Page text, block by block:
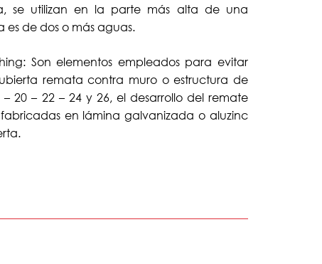
se utilizan en la parte más alta de una
de dos o más aguas.
Son elementos empleados para evitar
remata contra muro o estructura de
20 – 22 – 24 y 26, el desarrollo del remate
en lámina galvanizada o aluzinc